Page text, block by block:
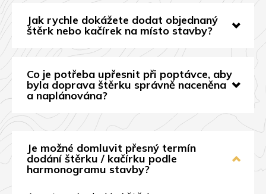
Jak rychle dokážete dodat objednaný
štěrk nebo kačírek na místo stavby?
Co je potřeba upřesnit při poptávce, aby
byla doprava štěrku správně naceněna
a naplánována?
Je možné domluvit přesný termín
dodání štěrku / kačírku podle
harmonogramu stavby?